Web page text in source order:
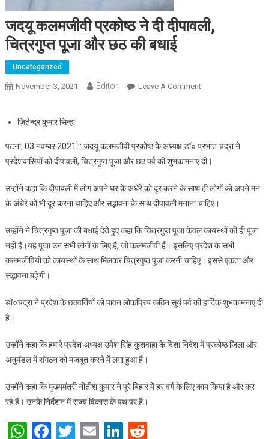
जदयू कलमजीवी प्रकोष्ठ ने दी दीपावली,
चित्रगुप्त पूजा और छठ की बधाई
Uncategorized
November 3, 2021 Editor Leave A CommentOn जदयू कलमजीवी
जितेन्द्र कुमार सिन्हा
पटना, 03 नवम्बर 2021 :: जदयू कलमजीवी प्रकोष्ठ के अध्यक्ष डॉ० प्रभात चंद्रा ने
प्रदेशवासियों को दीपावली, चित्रगुप्त पूजा और छठ पर्व की शुभकामनाएं दी।
उन्होंने कहा कि दीपावली में लोग अपने घर के अंधेरे को दूर करने के साथ ही लोगों को अपने मन
के अंधेरे को भी दूर करना चाहिए और सद्भावना के साथ दीपावली मनाना चाहिए।
उन्होंने ने चित्रगुप्त पूजा की बधाई देते हुए कहा कि चित्रगुप्त पूजा केवल कायस्थों की ही पूजा
नही है।यह पूजा उन सभी लोगों के लिए है, जो कलमजीवी हैं। इसलिए प्रदेश के सभी
कलमजीवियों को कायस्थों के साथ मिलकर चित्रगुप्त पूजा करनी चाहिए। इससे एकता और
सद्भावना बढ़ेगी।
डॉ०चंद्रा ने प्रदेश के छठवर्तियों को पावन लोकप्रिय कठिन सूर्य पर्व की हार्दिक शुभकामनाएं दी
है।
उन्होंने कहा कि हमारे प्रदेश अध्यक्ष उमेश सिंह कुशवाहा के दिशा निर्देश में प्रकोष्ठ जिला और
अनुमंडल में संगठन को मजबूत करने में लगा हुआ है।
उन्होंने कहा कि मुख्यमंत्री नीतीश कुमार ने पूरे बिहार में हर वर्ग के लिए काम किया है और कर
रहे हैं। उनके निर्देशन में राज्य विकास के पथ पर है।
WhatsApp
Facebook
Twitter
EmailLinkedIn
Reddit